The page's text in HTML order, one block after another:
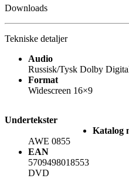
Downloads
Tekniske detaljer
Audio
Russisk/Tysk Dolby
Format
Widescreen 16×9
Undertekster
Katalog
AWE 0855
EAN
5709498018553
DVD